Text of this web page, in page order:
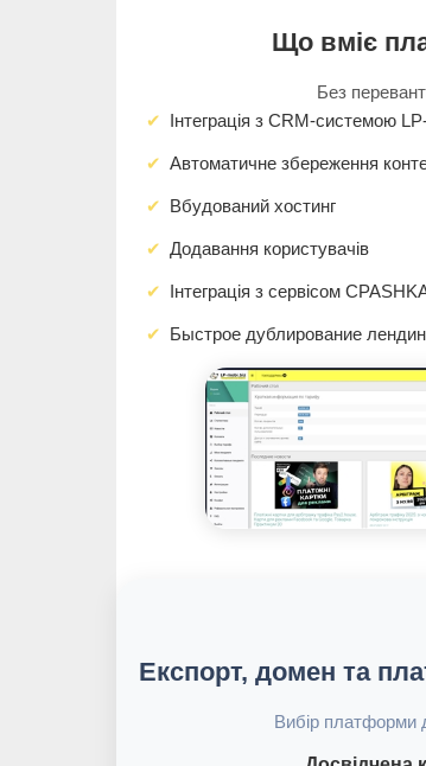
Що вміє
Без
Інтеграція з CRM-системою
Автоматичне збереження
Вбудований хостинг
Додавання користувачів
Інтеграція з сервісом
Быстрое дублирование
Експорт, домен та
Вибір платформи